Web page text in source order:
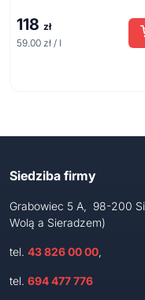
118 zł
59.00 zł / l
Siedziba firmy
Grabowiec 5 A, 98-200
Wolą a Sieradzem)
tel. 43 826 00 00,
tel. 694 477 776